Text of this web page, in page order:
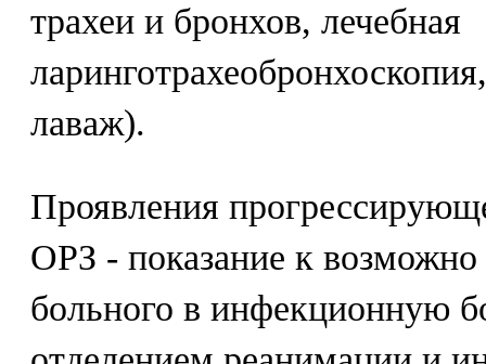
трахеи и бронхов, лечебная
лаваж).
Проявления
ОРЗ - показание к возможно
больного в инфекционную